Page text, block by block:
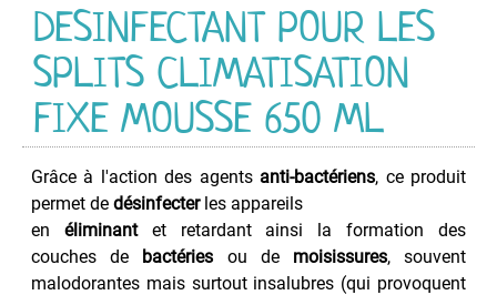
DESINFECTANT POUR LES
SPLITS CLIMATISATION
FIXE MOUSSE 650 ML
Grâce à l'action des agents anti-bactériens, ce produit
permet de désinfecterles appareils
en éliminantet retardant ainsi la formation des
couches de bactéries ou demoisissures, souvent
malodorantes mais surtout insalubres (qui provoquent
Actif
Dégraissant
Désinfectant
Clim
Désoxydant
Détecteur
de
Fuites
de
Gaz